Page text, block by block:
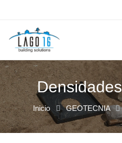
Inicio GEOTECNIA